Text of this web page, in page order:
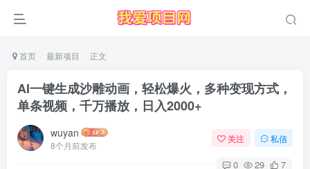
首页 最新项目 正文
AI一键生成沙雕动画，轻松爆火，多种变现方式，
单条视频，千万播放，日入2000+
wuyan
8个月前发布
关注 私信
0 29 7